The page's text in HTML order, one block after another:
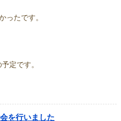
たです。
定です。
を行いました